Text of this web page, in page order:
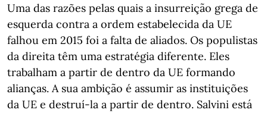
Uma das razões pelas quais a insurreição grega de
esquerda contra a ordem estabelecida da UE
falhou em 2015 foi a falta de aliados. Os populistas
da direita têm uma estratégia diferente. Eles
trabalham a partir de dentro da UE formando
alianças. A sua ambição é assumir as instituições
da UE e destruí-la a partir de dentro. Salvini está